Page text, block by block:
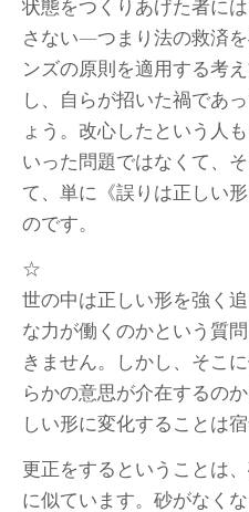
状態をつくりあげた者に
さない―つまり法の救済
ンズの原則を適用する考
し、自らが招いた禍であ
ょう。改心したという人
いった問題ではなくて、
て、単に《誤りは正しい
のです。
☆
世の中は正しい形を強く
な力が働くのかという質
きません。しかし、そこ
らかの意思が介在するの
しい形に変化することは
更正をするということは
に似ています。砂がなく